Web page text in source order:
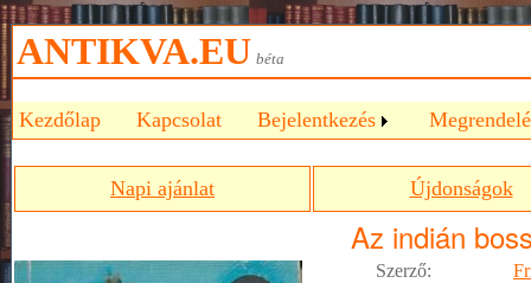
ANTIKVA.EU béta
Kezdőlap Kapcsolat Bejelentkezés
Napi ajánlat Újdonságok
Az indián
Szerző: